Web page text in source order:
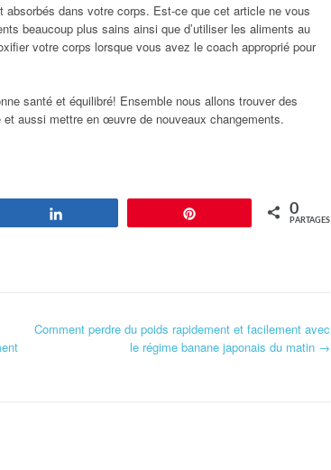
dans votre corps. Est-ce que cet article ne vous
beaucoup plus sains ainsi que d’utiliser les aliments au
votre corps lorsque vous avez le coach approprié pour
santé et équilibré! Ensemble nous allons trouver des
aussi mettre en œuvre de nouveaux changements.
0
PARTAGES
Comment perdre du poids rapidement et facilement avec
le régime banane japonais du matin →